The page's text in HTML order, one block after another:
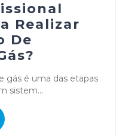
Realizar
De
gás é uma das etapas
sistem...